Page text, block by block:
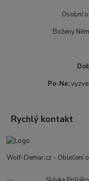
Osobní
Boženy
Po-Ne:
Rychlý kontakt
Wolf-Demar.cz - Oblečení